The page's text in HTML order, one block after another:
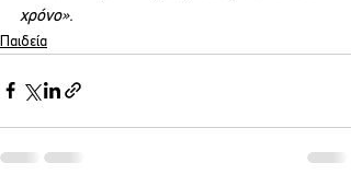
χρόνο».
Παιδεία